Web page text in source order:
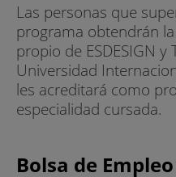
posición por volumen
medios controlados y
un crecimiento en
4. Para 2025, el
del marketing tenga un
5. En Colombia las
Las personas que
programa obtendrán
propio de ESDESIGN
Universidad
les acreditará como
especialidad cursada.
Bolsa de